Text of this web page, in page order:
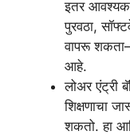
इतर आवश्यक
पुरवठा,
वापरू
आहे.
लोअर एंट्री
शिक्षणाचा
शकतो. हा